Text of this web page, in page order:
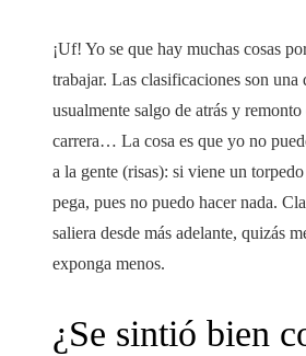
¡Uf! Yo se que hay muchas cosas
trabajar. Las clasificaciones son una
usualmente salgo de atrás y remonto
carrera… La cosa es que yo no
a la gente (risas): si viene un
pega, pues no puedo hacer nada.
saliera desde más adelante, quizás
exponga menos.
¿Se sintió bien